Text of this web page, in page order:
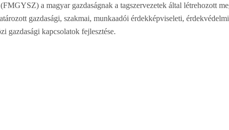
(FMGYSZ) a magyar gazdaságnak a tagszervezetek által létrehozott
gazdasági, szakmai, munkaadói érdekképviseleti,
gazdasági kapcsolatok fejlesztése.